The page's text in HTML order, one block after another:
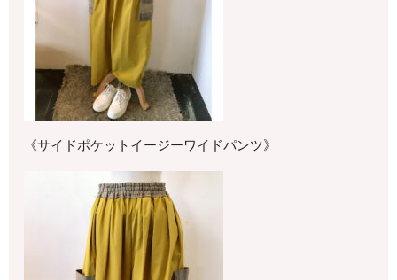
《サイドポケットイージーワイドパンツ》